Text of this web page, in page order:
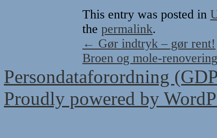
This entry was posted in
the permalink.
← Gør indtryk – gør rent!
Broen og mole-
Persondataforordning
Proudly powered by